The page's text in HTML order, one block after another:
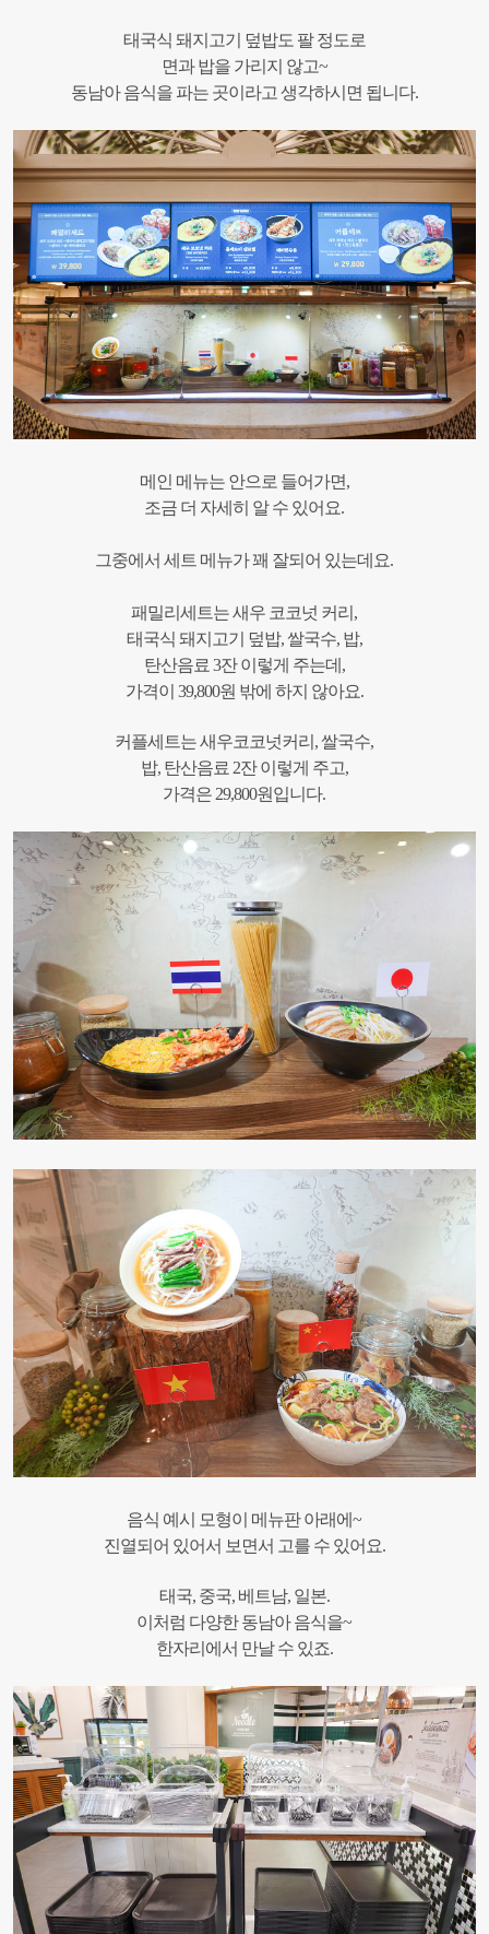
태국식 돼지고기 덮밥도 팔 정도로
면과 밥을 가리지 않고~
동남아 음식을 파는 곳이라고 생각하시면 됩니다.
메인 메뉴는 안으로 들어가면,
조금 더 자세히 알 수 있어요.
그중에서 세트 메뉴가 꽤 잘되어 있는데요.
패밀리세트는 새우 코코넛 커리,
태국식 돼지고기 덮밥, 쌀국수, 밥,
탄산음료 3잔 이렇게 주는데,
가격이 39,800원 밖에 하지 않아요.
커플세트는 새우코코넛커리, 쌀국수,
밥, 탄산음료 2잔 이렇게 주고,
가격은 29,800원입니다.
음식 예시 모형이 메뉴판 아래에~
진열되어 있어서 보면서 고를 수 있어요.
태국, 중국, 베트남, 일본.
이처럼 다양한 동남아 음식을~
한자리에서 만날 수 있죠.